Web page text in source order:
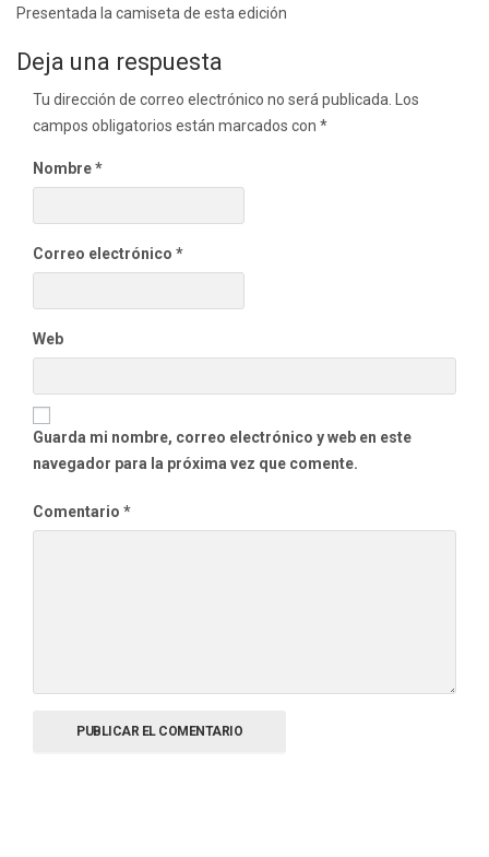
de
Presentada la camiseta de esta edición
Deja una respuesta
Tu dirección de correo electrónico no será publicada. Los
campos obligatorios están marcados con *
Nombre*
Correo electrónico *
Web
Guarda mi nombre, correo electrónico y web en este
navegador para la próxima vez que comente.
Comentario *